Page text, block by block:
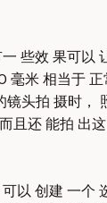
些效 果可以
毫米 相当于
头拍 摄时，
且还 能拍 出
以 创建 一个